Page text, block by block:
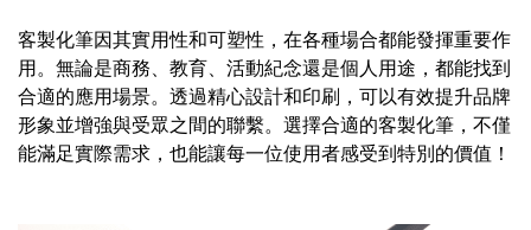
客製化筆因其實用性和可塑性，在各種場合都能發揮重要作
用。無論是商務、教育、活動紀念還是個人用途，都能找到
合適的應用場景。透過精心設計和印刷，可以有效提升品牌
形象並增強與受眾之間的聯繫。選擇合適的客製化筆，不僅
能滿足實際需求，也能讓每一位使用者感受到特別的價值！